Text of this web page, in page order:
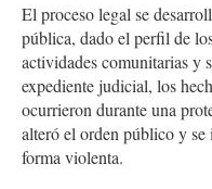
El proceso legal se
pública, dado el perfil de
actividades comunitarias y
expediente judicial, los
ocurrieron durante una
alteró el orden público y
forma violenta.